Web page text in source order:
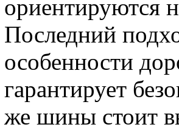
ориентируются
Последний
особенности
гарантирует
же шины стоит